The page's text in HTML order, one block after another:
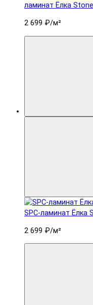
ламинат Ëлка
2 699 ₽/м²
SPC-ламинат Ëлка
2 699 ₽/м²